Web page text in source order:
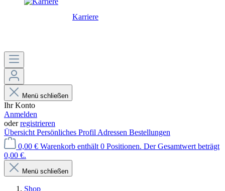
Karriere
Menü schließen
Ihr Konto
Anmelden
oderregistrieren
Übersicht Persönliches Profil Adressen Bestellungen
0,00 € Warenkorb enthält 0 Positionen. Der Gesamtwert beträgt
0,00 €.
Menü schließen
Shop